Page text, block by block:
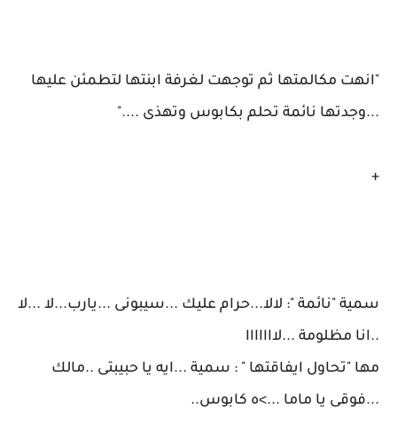
"انهت مكالمتها ثم توجهت لغرفة ابنتها لتطمئن عليها
...وجدتها نائمة تحلم بكابوس وتهذى ...."
+
سمية "نائمة ": لالا...حرام عليك ...سيبونى ...يارب...لا ...لا
..انا مظلومة ...لااااااا
مها "تحاول ايفاقتها " : سمية ...ايه يا حبيبتى ..مالك
...فوقى يا ماما ...>ه كابوس..